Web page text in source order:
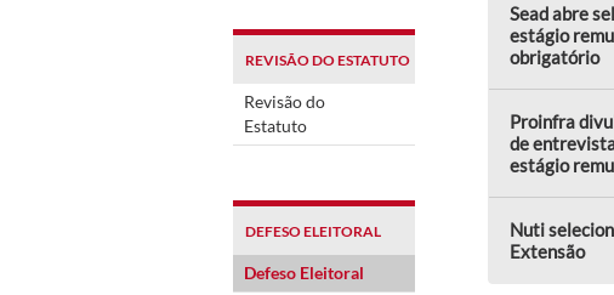
REVISÃO DO ESTATUTO
Revisão do
Estatuto
DEFESO ELEITORAL
Defeso Eleitoral
Sead abre
estágio
obrigatório
Proinfra
de
estágio
Nuti
Extensão